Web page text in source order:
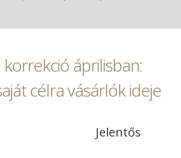
korrekció áprilisban:
célra vásárlók ideje
Jelentős